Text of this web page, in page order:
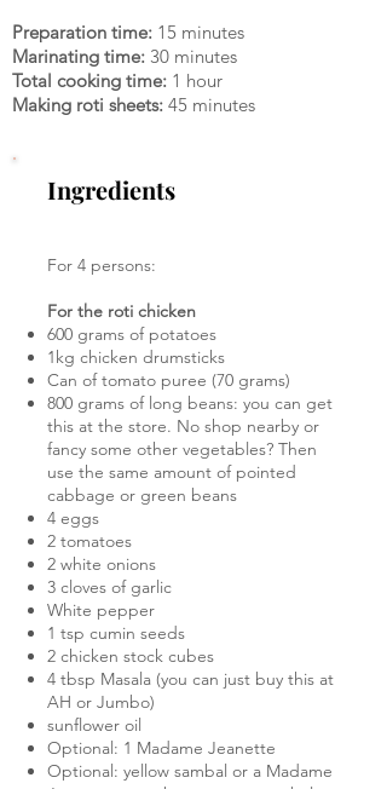
Ingredients
For 4 persons:
For the roti chicken
600 grams of potatoes
1kg chicken drumsticks
Can of tomato puree (70 grams)
800 grams of long beans: you can get
this at the store. No shop nearby or
fancy some other vegetables? Then
use the same amount of pointed
cabbage or green beans
4 eggs
2 tomatoes
2 white onions
3 cloves of garlic
White pepper
1 tsp cumin seeds
2 chicken stock cubes
4 tbsp Masala (you can just buy this at
AH or Jumbo)
sunflower oil
Optional: 1 Madame Jeanette
Optional: yellow sambal or a Madame
Preparation time: 15 minutes
Marinating time: 30 minutes
Total cooking time: 1 hour
Making roti sheets: 45 minutes